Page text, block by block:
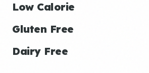
Low Calorie
Gluten Free
Dairy Free